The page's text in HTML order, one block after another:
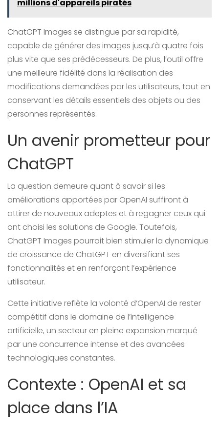
millions d'appareils piratés
ChatGPT Images se distingue par sa rapidité,
capable de générer des images jusqu’à quatre fois
plus vite que ses prédécesseurs. De plus, l’outil offre
une meilleure fidélité dans la réalisation des
modifications demandées par les utilisateurs, tout en
conservant les détails essentiels des objets ou des
personnes représentés.
Un avenir prometteur pour
ChatGPT
La question demeure quant à savoir si les
améliorations apportées par OpenAI suffiront à
attirer de nouveaux adeptes et à regagner ceux qui
ont choisi les solutions de Google. Toutefois,
ChatGPT Images pourrait bien stimuler la dynamique
de croissance de ChatGPT en diversifiant ses
fonctionnalités et en renforçant l’expérience
utilisateur.
Cette initiative reflète la volonté d’OpenAI de rester
compétitif dans le domaine de l’intelligence
artificielle, un secteur en pleine expansion marqué
par une concurrence intense et des avancées
technologiques constantes.
Contexte : OpenAI et sa
place dans l’IA